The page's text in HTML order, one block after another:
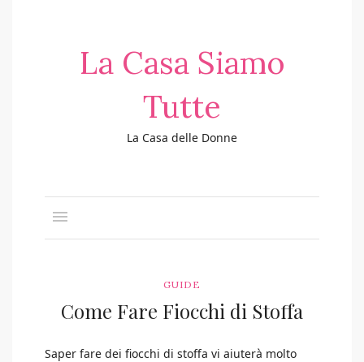
La Casa Siamo
Tutte
La Casa delle Donne
GUIDE
Come Fare Fiocchi di Stoffa
Saper fare dei fiocchi di stoffa vi aiuterà molto